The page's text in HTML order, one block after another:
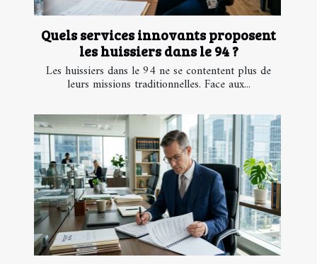
Quels services innovants proposent
les huissiers dans le 94 ?
Les huissiers dans le 94 ne se contentent plus de
leurs missions traditionnelles. Face aux...